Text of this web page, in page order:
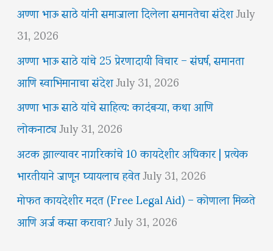
अण्णा भाऊ साठे यांनी समाजाला दिलेला समानतेचा संदेशJuly
31, 2026
अण्णा भाऊ साठे यांचे 25 प्रेरणादायी विचार – संघर्ष, समानता
आणि स्वाभिमानाचा संदेशJuly 31, 2026
अण्णा भाऊ साठे यांचे साहित्य: कादंबऱ्या, कथा आणि
लोकनाट्यJuly 31, 2026
अटक झाल्यावर नागरिकांचे 10 कायदेशीर अधिकार | प्रत्येक
भारतीयाने जाणून घ्यायलाच हवेतJuly 31, 2026
मोफत कायदेशीर मदत (Free Legal Aid) – कोणाला मिळते
आणि अर्ज कसा करावा?July 31, 2026